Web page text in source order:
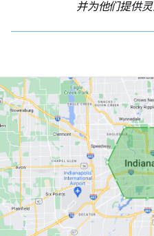
并为他们提供灵